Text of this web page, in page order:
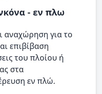
- εν πλω
αναχώρηση για το
επιβίβαση
του πλοίου ή
στα
εν πλώ.